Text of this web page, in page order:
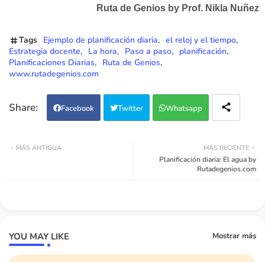
Ruta de Genios by Prof. Nikla Nuñez
Tags Ejemplo de planificación diaria
el reloj y el tiempo
Estrategia docente
La hora Paso a paso
planificación
Planificaciones Diarias
Ruta de Genios
www.rutadegenios.com
Facebook Twitter Whatsapp
MÁS RECIENTE
Planificación diaria: El agua by
Rutadegenios.com
MÁS ANTIGUA
YOU MAY LIKE Mostrar más